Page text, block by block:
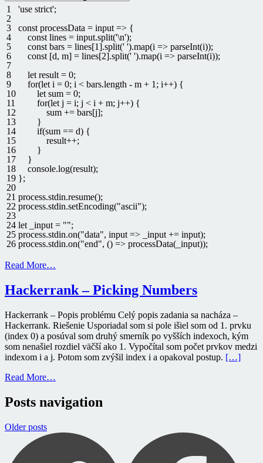
1
2
3
4
5
6
7
8
9
10
11
12
13
14
15
16
17
18
19
20
21
22
23
24
25
26
'use strict';
const processData = input => {
const lines = input.split('\n');
const bars = lines[1].split(' ').map(i => parseInt(i));
const [d, m] = lines[2].split(' ').map(i => parseInt(i));
let result = 0;
for(let i = 0; i < bars.length - m + 1 ; i++) {
let sum = 0;
for(let j = i; j < i + m; j++) {
sum += bars[j];
}
if(sum == d) {
result++;
}
}
console.log(result);
};
process.stdin.resume();
process.stdin.setEncoding("ascii");
let
_input = "";
process.stdin.on("data", input => _input += input);
process.stdin.on("end", () => processData( _input));
Read More…
Hackerrank – Picking Numbers
Hackerrank – Popis problému Celý popis zadania sa nacháza –
Hackerrank. Riešenie Usporiadal som si pole išiel som od 1. prvku
(index 0) a posúval som druhý smerník po vyšších indexoch, kým
som nenašiel rozdiel väčší ako 1. Vypočítal som počet prvkov medzi
indexom i a j. Potom som zvýšil index i a opakoval postup. […]
Read More…
Posts navigation
Older posts